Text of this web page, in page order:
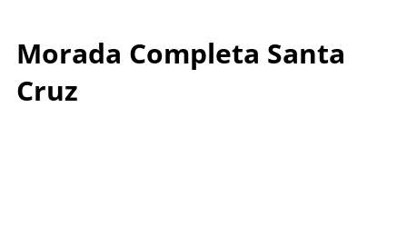
Morada Completa Santa
Cruz